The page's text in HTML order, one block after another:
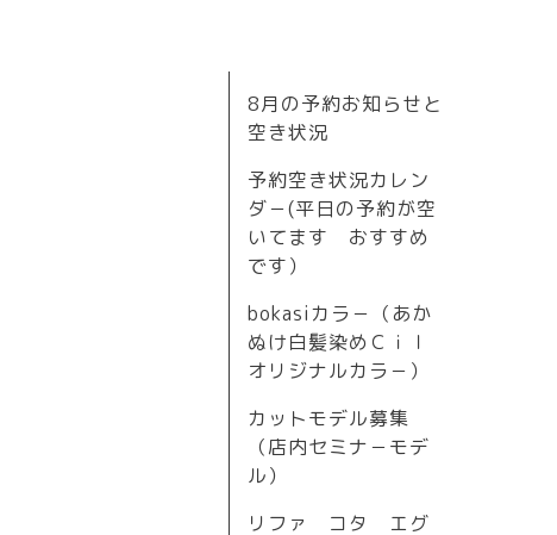
8月の予約お知らせと
空き状況
予約空き状況カレン
ダ－(平日の予約が空
いてます おすすめ
です）
bokasiカラ－（あか
ぬけ白髪染めＣｉｌ
オリジナルカラ－）
カットモデル募集
（店内セミナ－モデ
ル）
リファ コタ エグ